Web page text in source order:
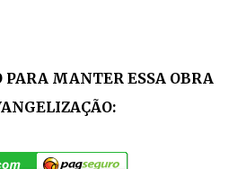
PARA MANTER ESSA OBRA